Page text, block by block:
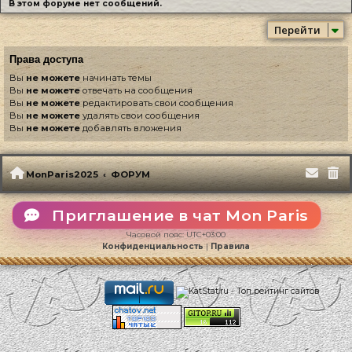
В этом форуме нет сообщений.
Перейти
Права доступа
Выне можете начинать темы
Вы не можетеотвечать на сообщения
Вы не можетередактировать свои сообщения
Вы не можете удалять свои сообщения
Вы не можетедобавлять вложения
MonParis2025 ФОРУМ
Приглашение в чат Mon Paris
Часовой пояс:UTC+03:00
Конфиденциальность|Правила